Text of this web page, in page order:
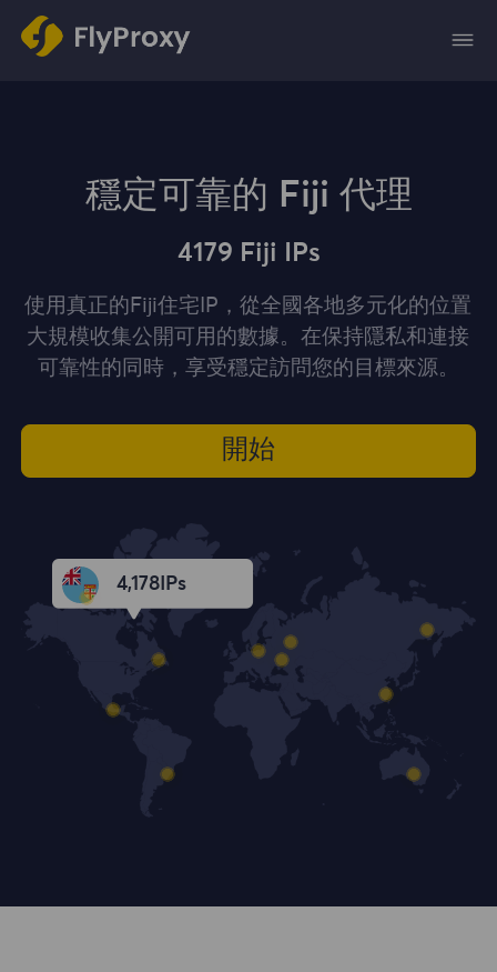
穩定可靠的 Fiji 代理
4179 Fiji IPs
使用真正的Fiji住宅IP，從全國各地多元化的位置
大規模收集公開可用的數據。在保持隱私和連接
可靠性的同時，享受穩定訪問您的目標來源。
開始
4,179 IPs